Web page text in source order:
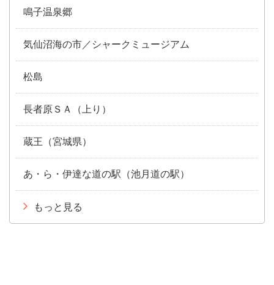
鳴子温泉郷
気仙沼海の市／シャークミュージアム
松島
長者原ＳＡ（上り）
蔵王（宮城県）
あ・ら・伊達な道の駅（池月道の駅）
もっと見る